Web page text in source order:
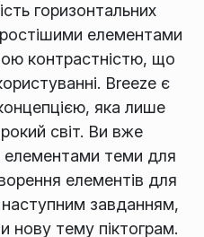
горизонтальних
елементами
контрастністю, що
Breeze є
яка лише
світ. Ви вже
теми для
елементів для
наступним завданням,
нову тему піктограм.